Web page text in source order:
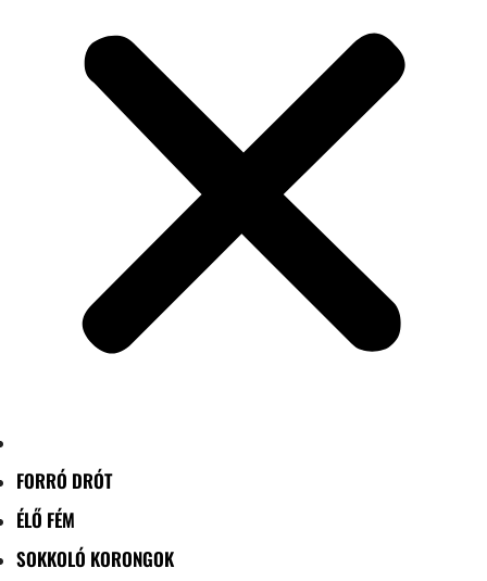
FORRÓ DRÓT
ÉLŐ FÉM
SOKKOLÓ KORONGOK